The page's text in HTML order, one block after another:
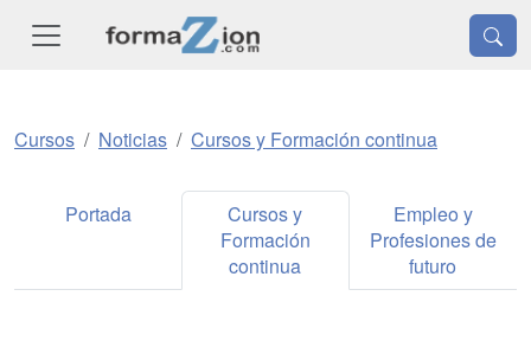
Cursos Noticias Cursos y Formación continua
Portada
Cursos y
Formación
continua
Empleo y
Profesiones de
futuro